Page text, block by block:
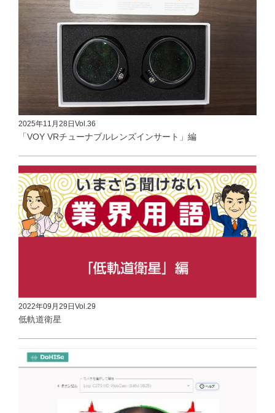
2025年11月28日 Vol.36
「VOY VRチューナブルレンズインサート」編
2022年09月29日 Vol.29
低軌道衛星